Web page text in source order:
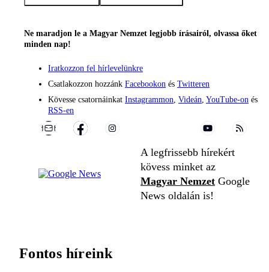
Ne maradjon le a Magyar Nemzet legjobb írásairól, olvassa őket
minden nap!
Iratkozzon fel hírlevelünkre
Csatlakozzon hozzánk Facebookon és Twitteren
Kövesse csatornáinkat Instagrammon, Videán, YouTube-on és
RSS-en
A legfrissebb hírekért
kövess minket az
Magyar Nemzet Google
News oldalán is!
Fontos híreink